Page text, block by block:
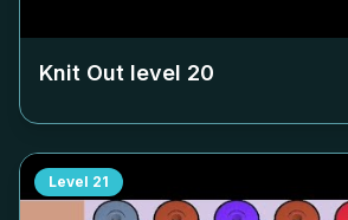
Knit Out level 20
Level 21